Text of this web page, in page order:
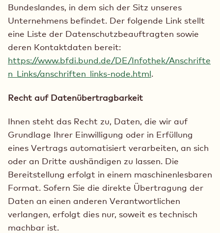
Bundeslandes, in dem sich der Sitz unseres
Unternehmens befindet. Der folgende Link stellt
eine Liste der Datenschutzbeauftragten sowie
deren Kontaktdaten bereit:
https://www.bfdi.bund.de/DE/Infothek/Anschrifte
n_Links/anschriften_links-node.html.
Recht auf Datenübertragbarkeit
Ihnen steht das Recht zu, Daten, die wir auf
Grundlage Ihrer Einwilligung oder in Erfüllung
eines Vertrags automatisiert verarbeiten, an sich
oder an Dritte aushändigen zu lassen. Die
Bereitstellung erfolgt in einem maschinenlesbaren
Format. Sofern Sie die direkte Übertragung der
Daten an einen anderen Verantwortlichen
verlangen, erfolgt dies nur, soweit es technisch
machbar ist.